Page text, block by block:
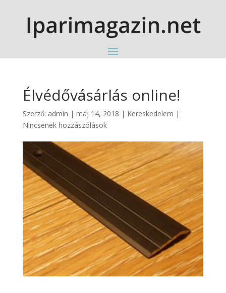
Élvédővásárlás online!
Szerző: admin | máj 14, 2018 | Kereskedelem |
Nincsenek hozzászólások